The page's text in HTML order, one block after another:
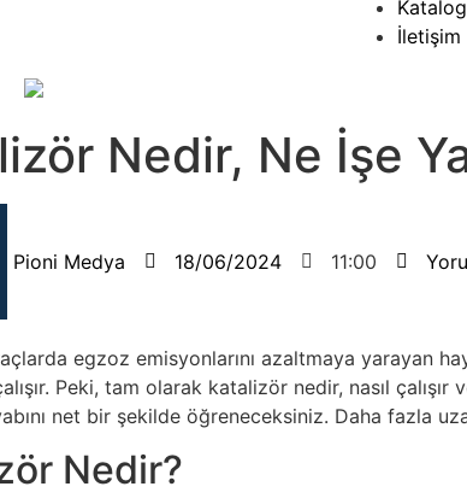
Katalog
İletişim
Nedir, Ne İşe
Pioni Medya 18/06/2024 11:00
egzoz emisyonlarını azaltmaya yarayan
Peki, tam olarak katalizör nedir, nasıl
net bir şekilde öğreneceksiniz. Daha fazla
Nedir?